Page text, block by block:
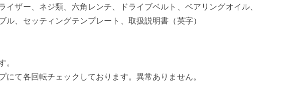
イザー、ネジ類、六角レンチ、ドライブベルト、ベアリングオイル、
ル、セッティングテンプレート、取扱説明書（英字）
。
にて各回転チェックしております。異常ありません。